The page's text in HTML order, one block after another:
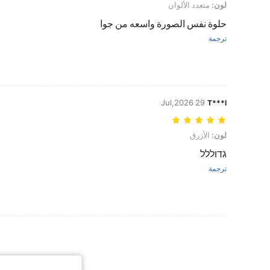
لون: متعدد الألوان
لون: متعدد الألوان
حلوة نفس الصورة واسعه من جوا
ترجمة
T***l
29 Jul,2026
لون: الأزرق
لون: الأزرق
גדוללל
ترجمة